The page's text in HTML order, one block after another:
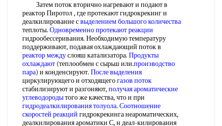
Затем поток вторично нагревают и подают в
реактор Пиротол , где протекают гидрокрекинг и
деалкилирование свыделением большого количества
теплоты. Одновременно протекают реакции
гидрообессеривания. Необходимую температуру
поддерживают, подавая охлаждающий поток в
реактор междуслояш катализатора. Продукты
охлаждают (теплообмен с сырьш или.производство
пара) и конденсируют. После выделения
циркулирующего и отходящегогазов поток
стабилизируют и разгоняют,получая ароматические
углеводородытого же качества, что и при
гидродеалкилирования толуола. Соотношение
скоростей реакций гидрокрекинга неароматических,
деалкилирования ароматики С, н деал-килирования